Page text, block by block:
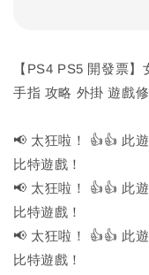
【PS4 PS5 開發票
手指 攻略 外掛 遊戲
📢 太狂啦！ 👍👍 此
比特遊戲！
📢 太狂啦！ 👍👍 此
比特遊戲！
📢 太狂啦！ 👍👍 此
比特遊戲！